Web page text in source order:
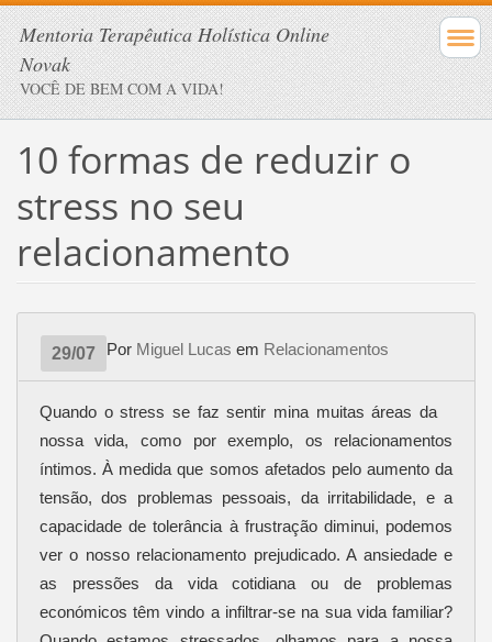
Mentoria Terapêutica Holística Online
Novak
VOCÊ DE BEM COM A VIDA!
10 formas de reduzir o
stress no seu
relacionamento
29/07 Por Miguel Lucas em Relacionamentos
Quando o stress se faz sentir mina muitas áreas da
nossa vida, como por exemplo, os relacionamentos
íntimos. À medida que somos afetados pelo aumento da
tensão, dos problemas pessoais, da irritabilidade, e a
capacidade de tolerância à frustração diminui, podemos
ver o nosso relacionamento prejudicado. A ansiedade e
as pressões da vida cotidiana ou de problemas
económicos têm vindo a infiltrar-se na sua vida familiar?